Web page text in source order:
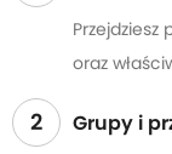
oraz
2 Grupy i